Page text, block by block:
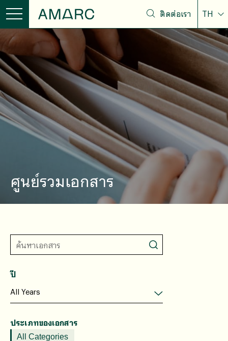
ติดต่อเรา TH
ศูนย์รวมเอกสาร
ปี
ประเภทของเอกสาร
All Categories